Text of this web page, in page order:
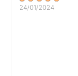
24/01/2024